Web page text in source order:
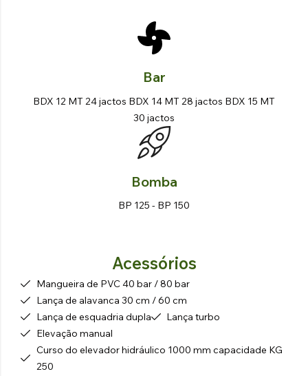
Bar
BDX 12 MT 24 jactos BDX 14 MT 28 jactos BDX 15 MT
30 jactos
Bomba
BP 125 - BP 150
Acessórios
Mangueira de PVC 40 bar / 80 bar
Lança de alavanca 30 cm / 60 cm
Lança de esquadria dupla
Lança turbo
Elevação manual
Curso do elevador hidráulico 1000 mm capacidade KG
250